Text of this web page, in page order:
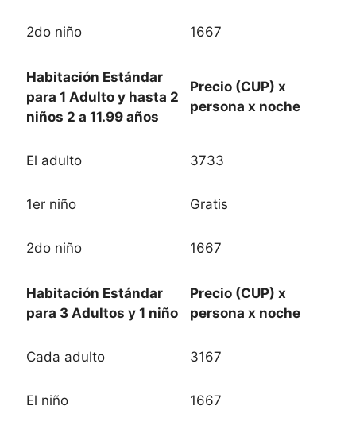
2do niño 1667
Habitación Estándar
para 1 Adulto y hasta 2
niños 2 a 11.99 años
Precio (CUP) x
persona x noche
El adulto 3733
1er niño Gratis
2do niño 1667
Habitación Estándar
para 3 Adultos y 1 niño
Precio (CUP) x
persona x noche
Cada adulto 3167
El niño 1667